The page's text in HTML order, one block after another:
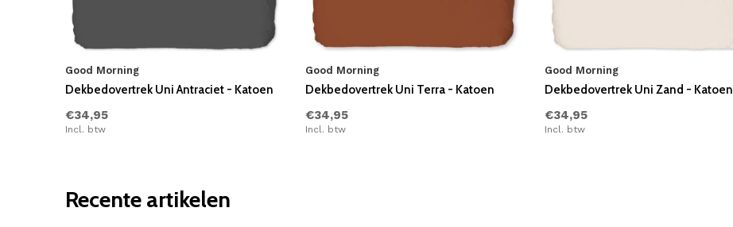
Good Morning
Dekbedovertrek Uni Antraciet - Katoen
€34,95
Incl. btw
Good Morning
Dekbedovertrek Uni Terra - Katoen
€34,95
Incl. btw
Good Morning
Dekbedovertrek Uni Zand - Katoen
€34,95
Incl. btw
Recente artikelen